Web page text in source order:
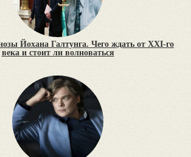
Йохана Галтунга. Чего ждать от XXI-го
века и стоит ли волноваться